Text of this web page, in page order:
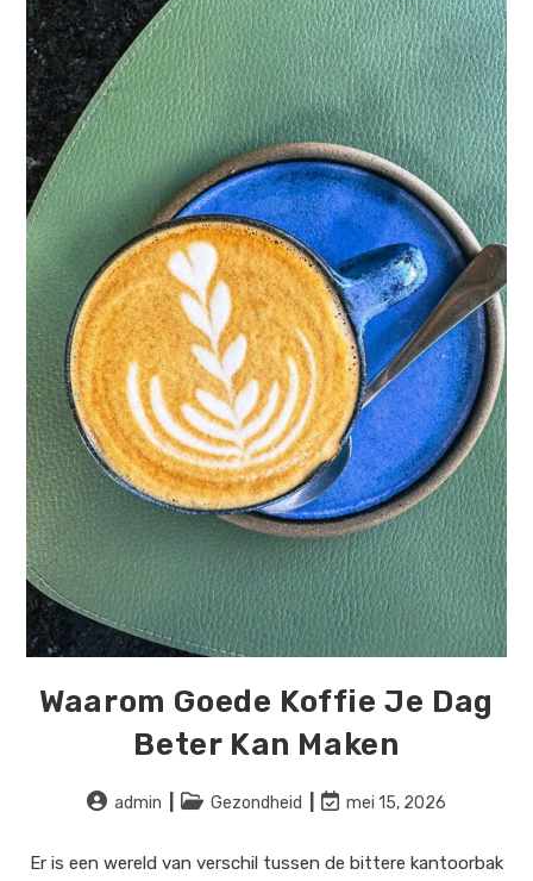
Waarom Goede Koffie Je Dag
Beter Kan Maken
Bericht
admin Berichtcategorie:
Gezondheid
Laatste
in
mei 15, 2026
Er is een wereld van verschil tussen de bittere kantoorbak